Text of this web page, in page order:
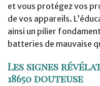
et vous protégez vos
de vos appareils.
ainsi un pilier
batteries de mauvaise
Les signes
18650 douteuse